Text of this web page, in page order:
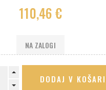
110,46 €
NA ZALOGI
DODAJ V